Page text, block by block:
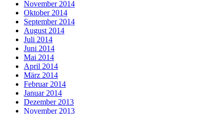
November 2014
Oktober 2014
September 2014
August 2014
Juli 2014
Juni 2014
Mai 2014
April 2014
März 2014
Februar 2014
Januar 2014
Dezember 2013
November 2013